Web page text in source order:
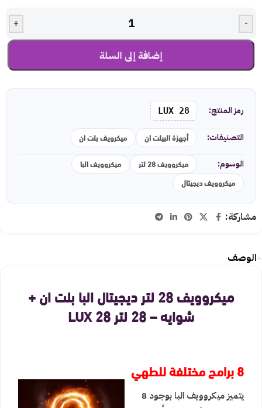
-
+
إضافة إلى السلة
رمز المنتج: LUX 28
التصنيفات: أجهزة البيلت ان ميكرويف بلت ان
الوسوم: ميكروويف 28 لتر
ميكروويف البا
ميكروويف ديجيتال
مشاركة:
الوصف
ميكروويف 28 لتر ديجيتال البا بلت ان +
شوايه – 28 لتر LUX 28
8 برامج مختلفة للطهي
يتميز ميكروويف البا بوجود 8